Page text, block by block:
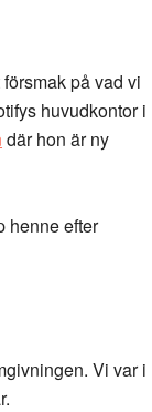
på vad vi
huvudkontor i
där hon är ny
henne efter
Vi var i